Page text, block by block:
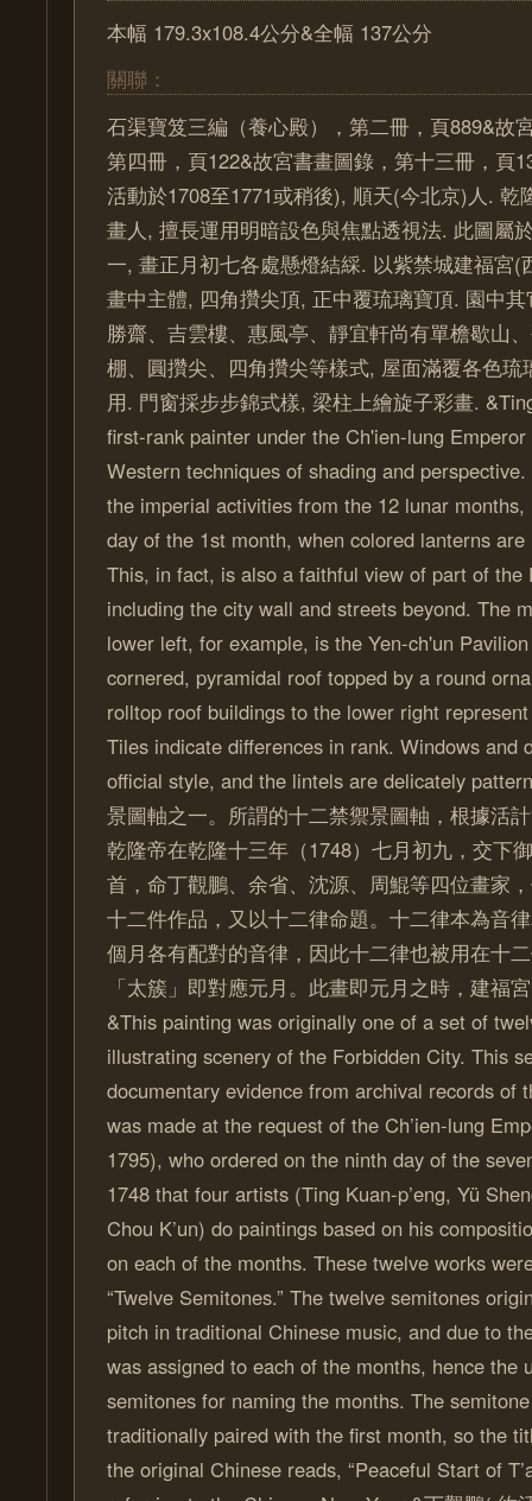
本幅 179.3x108.4公分&全幅 137公分
關聯：
石渠寶笈三編（養心殿），第二冊，頁889&故
第四冊，頁122&故宮書畫圖錄，第十三冊，頁
活動於1708至1771或稍後), 順天(今北京)人. 乾
畫人, 擅長運用明暗設色與焦點透視法. 此圖屬
一, 畫正月初七各處懸燈結綵. 以紫禁城建福宮(
畫中主體, 四角攢尖頂, 正中覆琉璃寶頂. 園中
勝齋、吉雲樓、惠風亭、靜宜軒尚有單檐歇山
棚、圓攢尖、四角攢尖等樣式, 屋面滿覆各色琉
用. 門窗採步步錦式樣, 梁柱上繪旋子彩畫.
first-rank painter under the Ch'ien-lung
Western techniques of shading and
the imperial activities from the 12 lunar
day of the 1st month, when colored lanterns
This, in fact, is also a faithful view of part of the
including the city wall and streets beyond. The
lower left, for example, is the Yen-ch'un
cornered, pyramidal roof topped by a round
rolltop roof buildings to the lower right
Tiles indicate differences in rank. Windows and
official style, and the lintels are delicately
景圖軸之一。所謂的十二禁禦景圖軸，根據活
乾隆帝在乾隆十三年（1748）七月初九，交下
首，命丁觀鵬、余省、沈源、周鯤等四位畫家
十二件作品，又以十二律命題。十二律本為音
個月各有配對的音律，因此十二律也被用在十
「太簇」即對應元月。此畫即元月之時，建福
&This painting was originally one of a set of
illustrating scenery of the Forbidden City. This
documentary evidence from archival records of
was made at the request of the Ch’ien-lung
1795), who ordered on the ninth day of the
1748 that four artists (Ting Kuan-p’eng, Yü
Chou K’un) do paintings based on his
on each of the months. These twelve works
“Twelve Semitones.” The twelve semitones
pitch in traditional Chinese music, and due to
was assigned to each of the months, hence the
semitones for naming the months. The semitone
traditionally paired with the first month, so the
the original Chinese reads, “Peaceful Start of